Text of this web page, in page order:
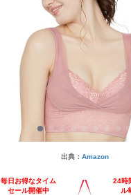
出典： Amazon
毎日お得なタイム
セール開催中
24時
ル